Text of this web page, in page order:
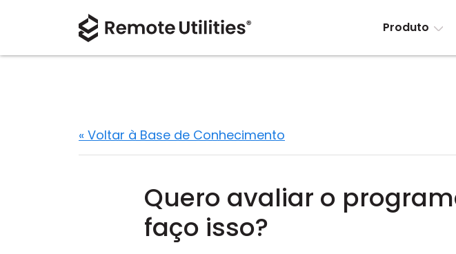
Produto
« Voltar à Base de Conhecimento
Quero avaliar o
faço isso?